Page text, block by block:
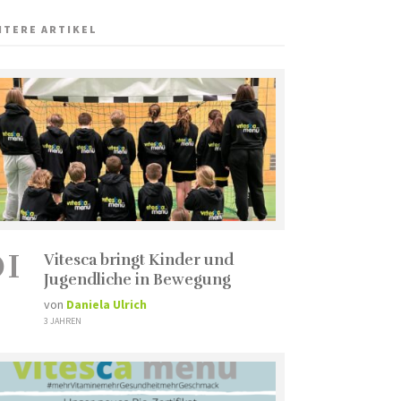
ARTIKEL
Vitesca bringt Kinder und
Jugendliche in Bewegung
von Daniela Ulrich
3 JAHREN